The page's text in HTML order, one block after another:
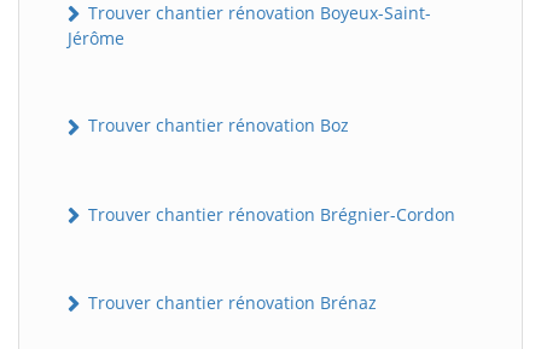
Trouver chantier rénovation Boyeux-Saint-
Jérôme
Trouver chantier rénovation Boz
Trouver chantier rénovation Brégnier-Cordon
Trouver chantier rénovation Brénaz